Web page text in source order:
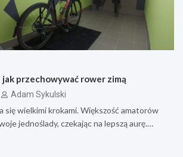
jak przechowywać rower zimą
Adam Sykulski
się wielkimi krokami. Większość amatorów
jednoślady, czekając na lepszą aurę.…